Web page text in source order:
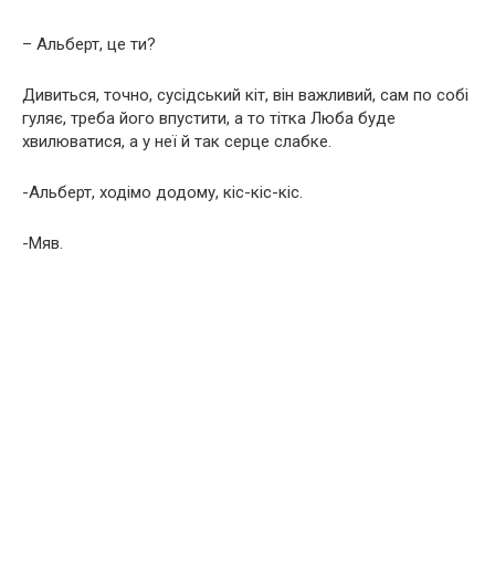
– Альберт, це ти?
Дивиться, точно, сусідський кіт, він важливий, сам по собі
гуляє, треба його впустити, а то тітка Люба буде
хвилюватися, а у неї й так серце слабке.
-Альберт, ходімо додому, кіс-кіс-кіс.
-Мяв.